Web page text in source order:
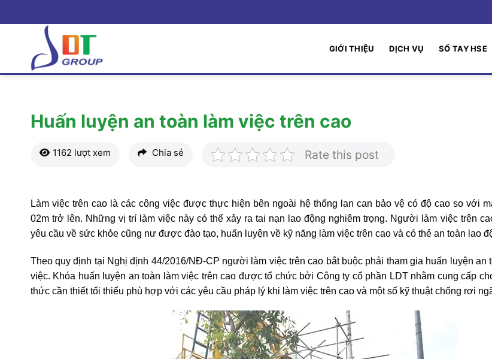
qua
GIỚI THIỆU DỊCH VỤ SỔ TAY HSE
Huấn luyện an toàn làm việc trên cao
1162 lượt xem Chia sẻ Rate this post
Làm việc trên cao là các công việc được thực hiện bên ngoài hệ thống lan can bảo vệ có độ cao so với
02m trở lên. Những vị trí làm việc này có thể xảy ra tai nạn lao động nghiêm trọng. Người làm việc trên
yêu cầu về sức khỏe cũng nư được đào tạo, huấn luyện về kỹ năng làm việc trên cao và có thẻ an toàn lao
Theo quy định tại Nghị định 44/2016/NĐ-CP người làm việc trên cao bắt buộc phải tham gia huấn luyện an
việc. Khóa huấn luyện an toàn làm việc trên cao được tổ chức bởi Công ty cổ phần LDT nhằm cung cấp
thức cần thiết tối thiểu phù hợp với các yêu cầu pháp lý khi làm việc trên cao và một số kỹ thuật chống rơi